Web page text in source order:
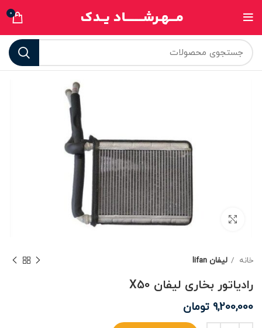
0
برای بزرگنمایی کلیک کنید
خانه لیفان lifan
رادیاتور بخاری لیفان X50
9,200,000 تومان